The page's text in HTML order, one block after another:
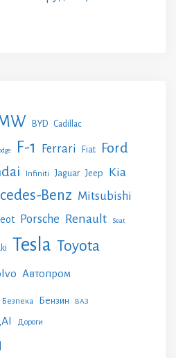
BYD Cadillac
F-1 Ferrari Fiat Ford
Infiniti Jaguar Jeep Kia
Benz Mitsubishi
Porsche Renault Seat
Tesla Toyota
Автопром
Безпека Бензин ВАЗ
Дороги